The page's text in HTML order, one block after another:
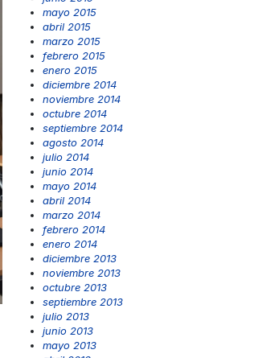
mayo 2015
abril 2015
marzo 2015
febrero 2015
enero 2015
diciembre 2014
noviembre 2014
octubre 2014
septiembre 2014
agosto 2014
julio 2014
junio 2014
mayo 2014
abril 2014
marzo 2014
febrero 2014
enero 2014
diciembre 2013
noviembre 2013
octubre 2013
septiembre 2013
julio 2013
junio 2013
mayo 2013